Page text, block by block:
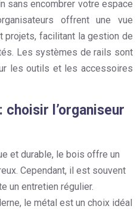
sans encombrer votre espace
offrent une vue
projets, facilitant la gestion de
Les systèmes de rails sont
les outils et les accessoires
l’organiseur
et durable, le bois offre un
Cependant, il est souvent
un entretien régulier.
le métal est un choix idéal